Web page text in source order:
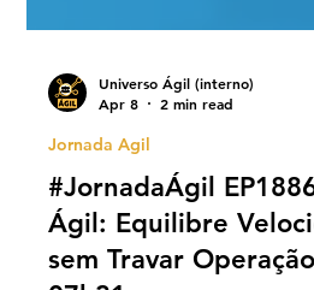
Universo Ágil (interno)
Apr 8
Jornada Agil
#JornadaÁgil
Ágil: Equilibre